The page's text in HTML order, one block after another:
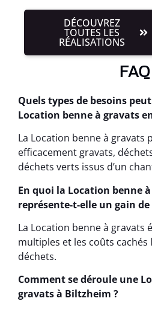
DÉCOUVREZ
TOUTES LES
RÉALISATIONS
FAQ
Quels types de besoins
Location benne à gravats
La Location benne à gravats
efficacement gravats,
déchets verts issus d’un
En quoi la Location benne
représente-t-elle un gain de
La Location benne à gravats
multiples et les coûts
déchets.
Comment se déroule une
gravats à Biltzheim ?